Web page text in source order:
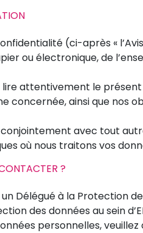
(ci-après «
ou électronique, de
lire attentivement le
concernée, ainsi que nos
avec tout
où nous traitons vos
?
Délégué à la Protection
des données au sein
personnelles,